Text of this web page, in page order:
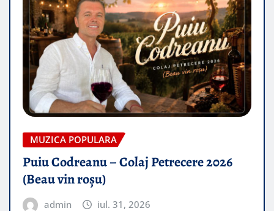
MUZICA POPULARA
Puiu Codreanu – Colaj Petrecere 2026
(Beau vin roșu)
admin iul. 31, 2026